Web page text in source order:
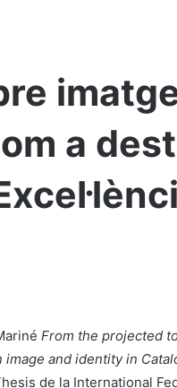
a
From the projected
and identity in
de la International